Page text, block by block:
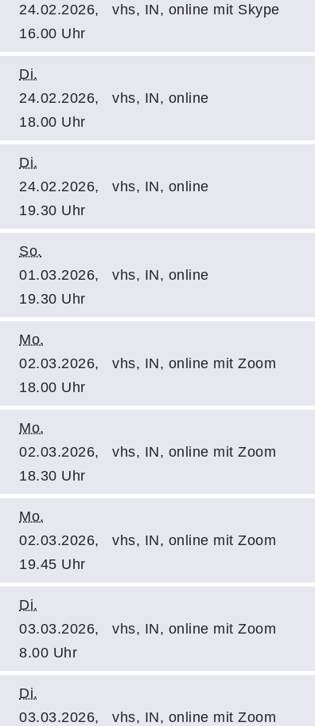
24.02.2026,
16.00 Uhr
vhs, IN, online mit Skype
Di.
24.02.2026,
18.00 Uhr
vhs, IN, online
Di.
24.02.2026,
19.30 Uhr
vhs, IN, online
So.
01.03.2026,
19.30 Uhr
vhs, IN, online
Mo.
02.03.2026,
18.00 Uhr
vhs, IN, online mit Zoom
Mo.
02.03.2026,
18.30 Uhr
vhs, IN, online mit Zoom
Mo.
02.03.2026,
19.45 Uhr
vhs, IN, online mit Zoom
Di.
03.03.2026,
8.00 Uhr
vhs, IN, online mit Zoom
Di.
03.03.2026,
vhs, IN, online mit Zoom